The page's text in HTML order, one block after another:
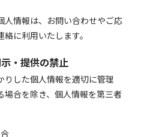
人情報は、お問い合わせやご応
に利用いたします。
・提供の禁止
りした個人情報を適切に管理
場合を除き、個人情報を第三者